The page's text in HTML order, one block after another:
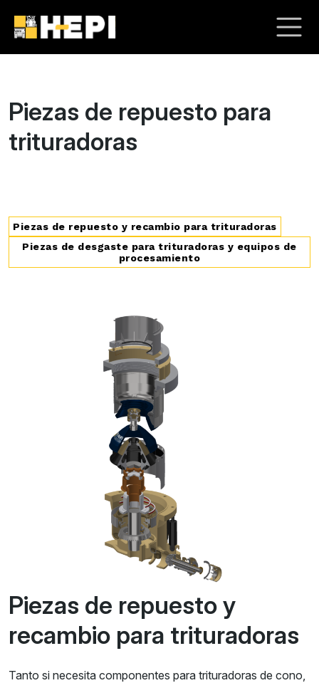
Piezas de repuesto para
trituradoras
Piezas de repuesto y recambio para trituradoras
Piezas de desgaste para trituradoras y equipos de
procesamiento
Piezas de repuesto y
recambio para trituradoras
Tanto si necesita componentes para trituradoras de cono,